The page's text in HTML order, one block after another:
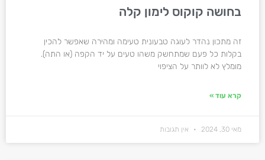
בחושה קוקוס לימון קלה
זה מתכון נהדר לעוגה טבעונית טעימה ומהירה שאפשר להכין
בקלות כל פעם שמתחשק משהו טעים על יד הקפה (או התה).
מומלץ לא לוותר על הציפוי
קרא עוד »
מאי 30, 2024 אין תגובות